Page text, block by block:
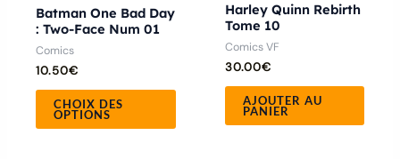
Batman One Bad Day
: Two-Face Num 01
Comics
10.50€
CHOIX DES
OPTIONS
la
Harley Quinn Rebirth
Tome 10
Comics VF
30.00€
AJOUTER AU
PANIER